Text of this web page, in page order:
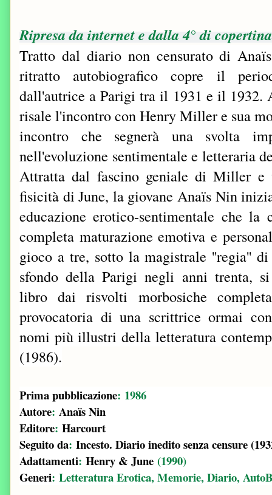
Ripresa da internet e dalla 4° di
Tratto dal diario non censurato di
ritratto autobiografico copre il
dall'autrice a Parigi tra il 1931 e il 1932.
risale l'incontro con Henry Miller e sua
incontro che segnerà una svolta
nell'evoluzione sentimentale e letteraria
Attratta dal fascino geniale di Miller e
fisicità di June, la giovane Anaïs Nin
educazione erotico-sentimentale che la
completa maturazione emotiva e
gioco a tre, sotto la magistrale ''regia''
sfondo della Parigi negli anni trenta,
libro dai risvolti morbosiche
provocatoria di una scrittrice ormai
nomi più illustri della letteratura
(1986).
Prima pubblicazione: 1986
Autore: Anaïs Nin
Editore: Harcourt
Seguito da: Incesto. Diario inedito senza censure
Adattamenti: Henry & June (1990)
Generi: Letteratura Erotica, Memorie, Diario,